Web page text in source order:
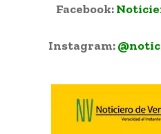
Facebook:
Instagram: